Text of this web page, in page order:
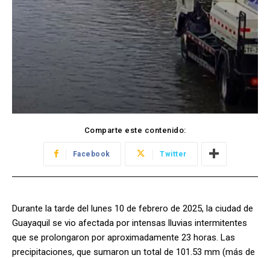
Comparte este contenido:
Facebook Twitter
Durante la tarde del lunes 10 de febrero de 2025, la ciudad de
Guayaquil se vio afectada por intensas lluvias intermitentes
que se prolongaron por aproximadamente 23 horas. Las
precipitaciones, que sumaron un total de 101.53 mm (más de